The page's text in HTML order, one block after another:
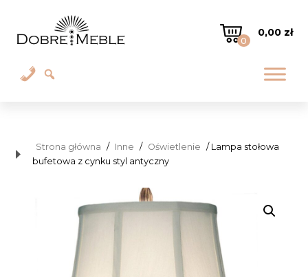
0
0,00 zł
Strona główna / Inne / Oświetlenie / Lampa stołowa
bufetowa z cynku styl antyczny